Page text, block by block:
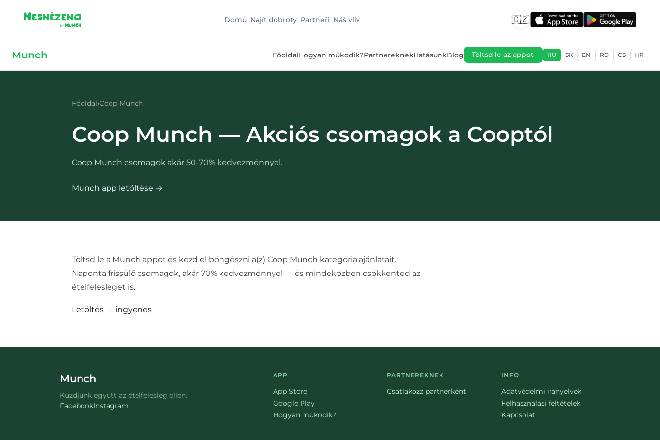
Domů Najít dobroty Partneři Náš vliv 🇨🇿
Munch FőoldalHogyan működik?PartnereknekHatásunkBlog Töltsd le az appot HU SK EN RO CS HR
Főoldal›Coop Munch
Coop Munch — Akciós csomagok a Cooptól
Coop Munch csomagok akár 50-70% kedvezménnyel.
Munch app letöltése →
Töltsd le a Munch appot és kezd el böngészni a(z) Coop Munch kategória ajánlatait.
Naponta frissülő csomagok, akár 70% kedvezménnyel — és mindeközben csökkented az
ételfelesleget is.
Letöltés — ingyenes
Munch
Küzdjünk együtt az ételfelesleg ellen.
FacebookInstagram
APP
App Store
Google Play
Hogyan működik?
PARTNEREKNEK
Csatlakozz partnerként
INFO
Adatvédelmi irányelvek
Felhasználási feltételek
Kapcsolat